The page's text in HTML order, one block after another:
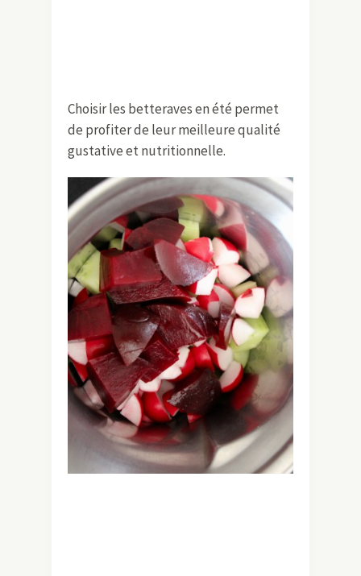
Choisir les betteraves en été permet
de profiter de leur meilleure qualité
gustative et nutritionnelle.